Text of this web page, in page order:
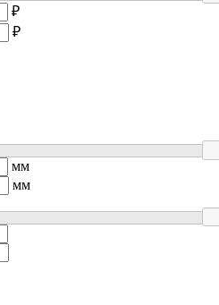
₽
₽
мм
мм